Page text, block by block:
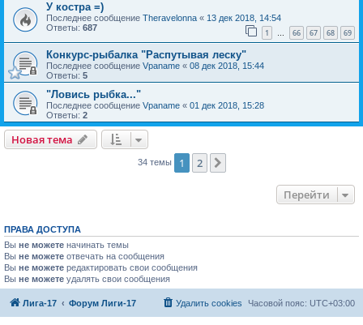
У костра =)
Последнее сообщение Theravelonna « 13 дек 2018, 14:54
Ответы: 687 1 … 66 67 68 69
Конкурс-рыбалка "Распутывая леску"
Последнее сообщение Vpaname « 08 дек 2018, 15:44
Ответы: 5
"Ловись рыбка..."
Последнее сообщение Vpaname « 01 дек 2018, 15:28
Ответы: 2
Новая тема
34 темы 1 2
Перейти
ПРАВА ДОСТУПА
Вы не можете начинать темы
Вы не можете отвечать на сообщения
Вы не можете редактировать свои сообщения
Вы не можете удалять свои сообщения
Лига-17 Форум Лиги-17 Часовой пояс: UTC+03:00
Удалить cookies